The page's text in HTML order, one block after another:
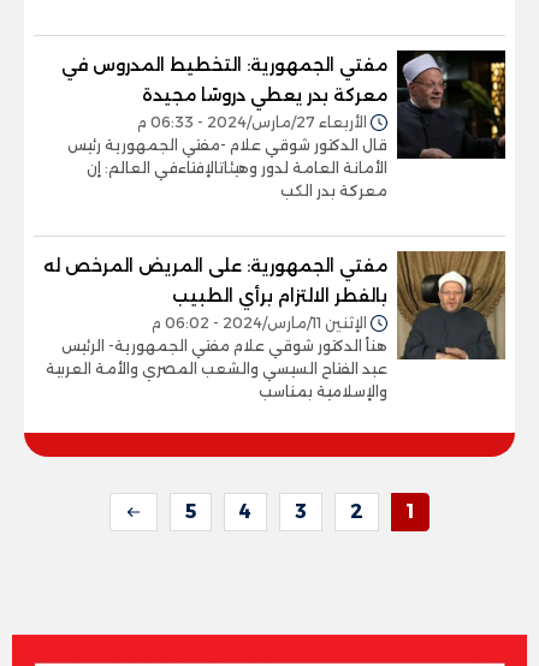
مفتي الجمهورية: التخطيط المدروس في
معركة بدر يعطي دروسًا مجيدة
الأربعاء 27/مارس/2024 - 06:33 م
قال الدكتور شوقي علام -مفتي الجمهورية رئيس
الأمانة العامة لدور وهيئاتالإفتاءفي العالم: إن
معركة بدر الكب
مفتي الجمهورية: على المريض المرخص له
بالفطر الالتزام برأي الطبيب
الإثنين 11/مارس/2024 - 06:02 م
هنأ الدكتور شوقي علام مفتي الجمهورية- الرئيس
عبد الفتاح السيسي والشعب المصري والأمة العربية
والإسلامية بمناسب
1
2
3
4
5